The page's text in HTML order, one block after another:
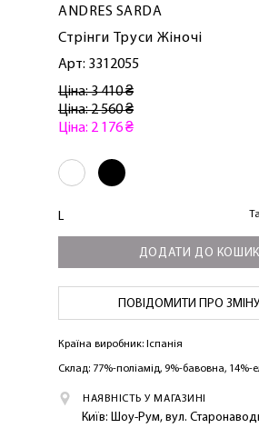
ANDRES SARDA
Стрінги Труси Жіночі
Арт: 3312055
Ціна: 3 410 ₴
Ціна: 2 560 ₴
Ціна: 2 176 ₴
L
ДОДАТИ ДО
ПОВІДОМИТИ ПРО ЗМІНУ
Країна виробник: Іспанія
Склад: 77%-поліамід, 9%-бавовна, 14%-
НАЯВНІСТЬ У МАГАЗИНІ
Київ: Шоу-Рум, вул.
ЛАСКАВО
NOSOVSKI.COM!